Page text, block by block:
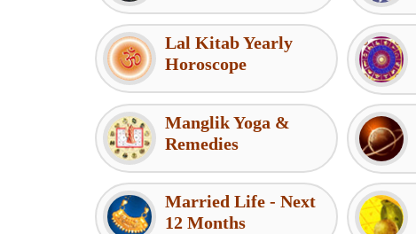
Lal Kitab Yearly
Horoscope
Manglik Yoga &
Remedies
Married Life - Next
12 Months